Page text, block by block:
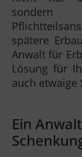
spätere
Anwalt für
Lösung für
auch etwaige
Ein